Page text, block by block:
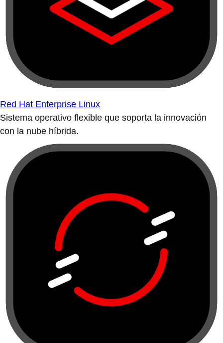
Red Hat Enterprise Linux
Sistema operativo flexible que soporta la innovación
con la nube híbrida.